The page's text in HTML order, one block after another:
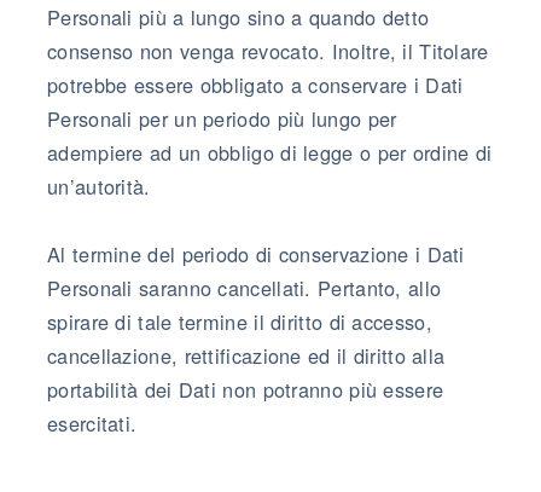
Personali più a lungo sino a quando detto
consenso non venga revocato. Inoltre, il Titolare
potrebbe essere obbligato a conservare i Dati
Personali per un periodo più lungo per
adempiere ad un obbligo di legge o per ordine di
un’autorità.
Al termine del periodo di conservazione i Dati
Personali saranno cancellati. Pertanto, allo
spirare di tale termine il diritto di accesso,
cancellazione, rettificazione ed il diritto alla
portabilità dei Dati non potranno più essere
esercitati.